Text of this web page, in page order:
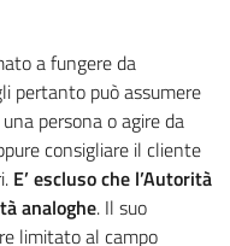
a fungere da
pertanto può assumere
persona o agire da
consigliare il cliente
E’ escluso che l’Autorità
analoghe. Il suo
limitato al campo